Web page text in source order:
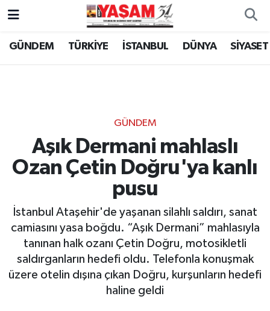
GÜNDEM TÜRKİYE İSTANBUL DÜNYA SİYASET
GÜNDEM
Aşık Dermani mahlaslı
Ozan Çetin Doğru'ya kanlı
pusu
İstanbul Ataşehir'de yaşanan silahlı saldırı, sanat
camiasını yasa boğdu. “Aşık Dermani” mahlasıyla
tanınan halk ozanı Çetin Doğru, motosikletli
saldırganların hedefi oldu. Telefonla konuşmak
üzere otelin dışına çıkan Doğru, kurşunların hedefi
haline geldi